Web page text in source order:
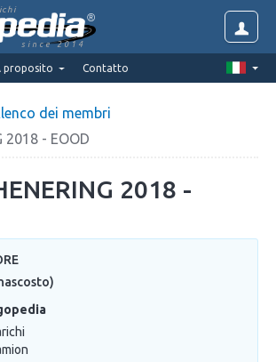
since 2014
proposito Contatto
dei membri
2018 - EOOD
2018 -